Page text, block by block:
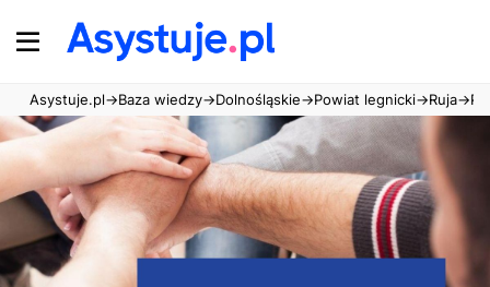
Asystuje.pl→Baza wiedzy→Dolnośląskie→Powiat legnicki→Ruja→